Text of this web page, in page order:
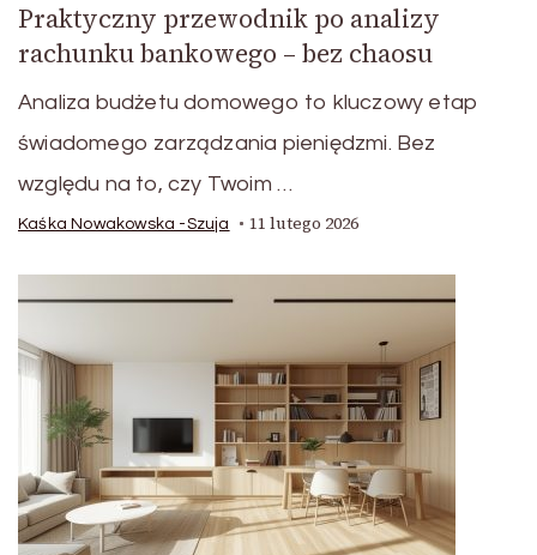
Praktyczny przewodnik po analizy
rachunku bankowego – bez chaosu
Analiza budżetu domowego to kluczowy etap
świadomego zarządzania pieniędzmi. Bez
względu na to, czy Twoim …
Kaśka Nowakowska -Szuja 11 lutego 2026